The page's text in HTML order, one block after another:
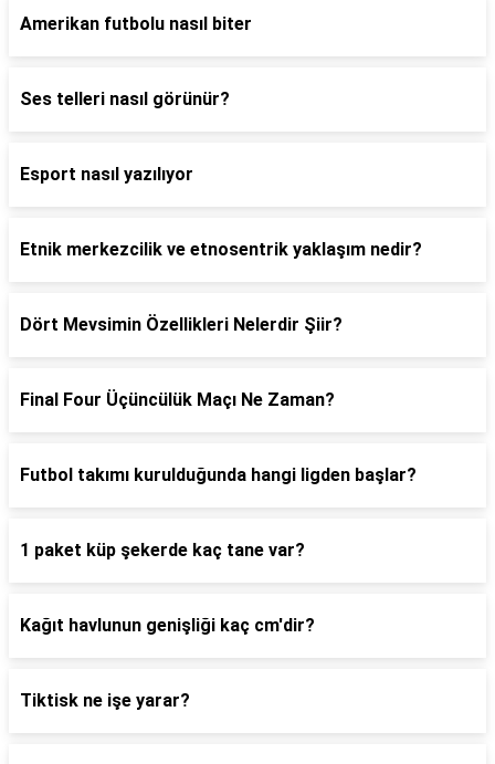
Amerikan futbolu nasıl biter
Ses telleri nasıl görünür?
Esport nasıl yazılıyor
Etnik merkezcilik ve etnosentrik yaklaşım nedir?
Dört Mevsimin Özellikleri Nelerdir Şiir?
Final Four Üçüncülük Maçı Ne Zaman?
Futbol takımı kurulduğunda hangi ligden başlar?
1 paket küp şekerde kaç tane var?
Kağıt havlunun genişliği kaç cm'dir?
Tiktisk ne işe yarar?